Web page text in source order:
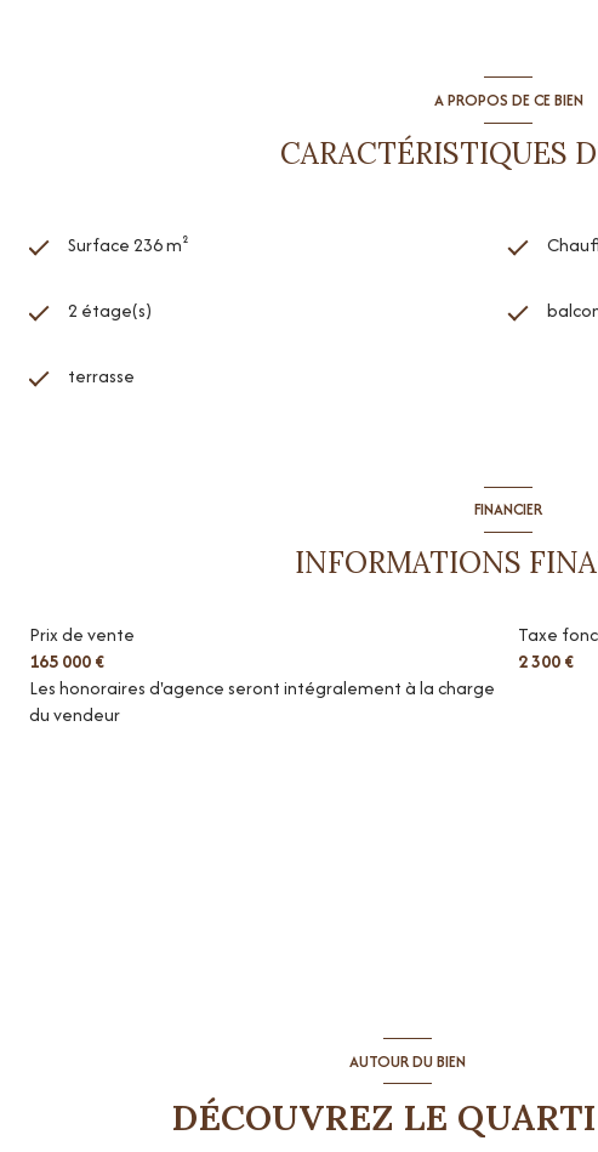
A PROPOS DE CE BIEN
CARACTÉRISTIQUES
Surface 236 m²
2 étage(s)
terrasse
FINANCIER
INFORMATIONS
Prix de vente
165 000 €
Les honoraires d'agence seront intégralement à la charge
du vendeur
Taxe
2 300 €
AUTOUR DU BIEN
DÉCOUVREZ LE